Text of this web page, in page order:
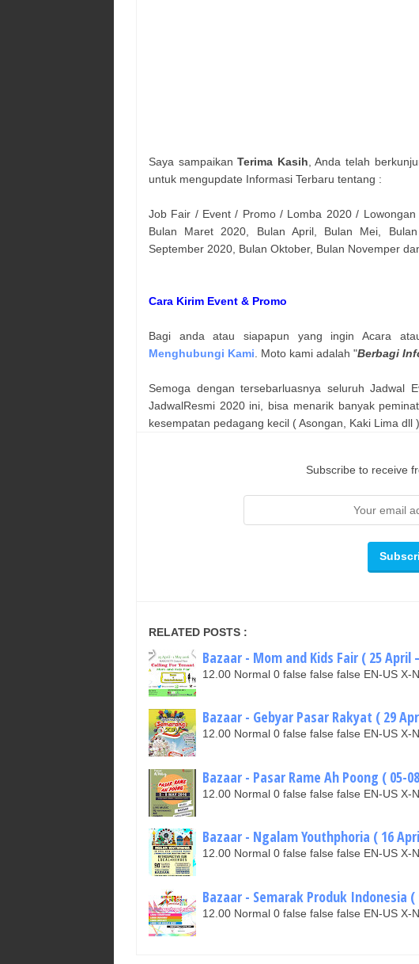
Saya sampaikanTerima Kasih , Anda telah
untuk mengupdate Informasi Terbaru tentang :
Job Fair / Event / Promo / Lomba 2020 /
Bulan Maret 2020, Bulan April, Bulan Mei,
September 2020, Bulan Oktober, Bulan Novemper
Cara Kirim Event & Promo
Bagi anda atau siapapun yang ingin Acara
Menghubungi Kami . Moto kami adalah "Berbagi
Semoga dengan tersebarluasnya seluruh Jadwal
JadwalResmi 2020 ini, bisa menarik banyak
kesempatan pedagang kecil ( Asongan, Kaki Lima dll
Subscribe to receive
RELATED POSTS :
Bazaar - Mom and Kids Fair ( 25 April
12.00 Normal 0 false false false EN-US X-
Bazaar - Gebyar Pasar Rakyat ( 29
12.00 Normal 0 false false false EN-US X-
Bazaar - Pasar Rame Ah Poong ( 05-
12.00 Normal 0 false false false EN-US X-
Bazaar - Ngalam Youthphoria ( 16
12.00 Normal 0 false false false EN-US X-
Bazaar - Semarak Produk Indonesia (
12.00 Normal 0 false false false EN-US X-